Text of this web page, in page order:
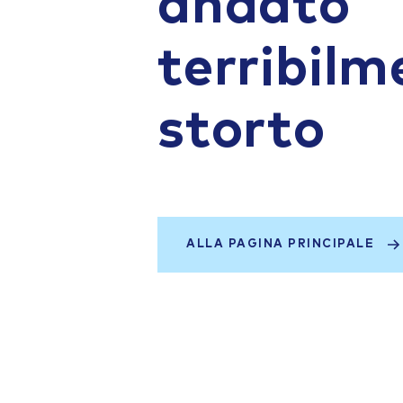
storto
ALLA PAGINA PRINCIPALE